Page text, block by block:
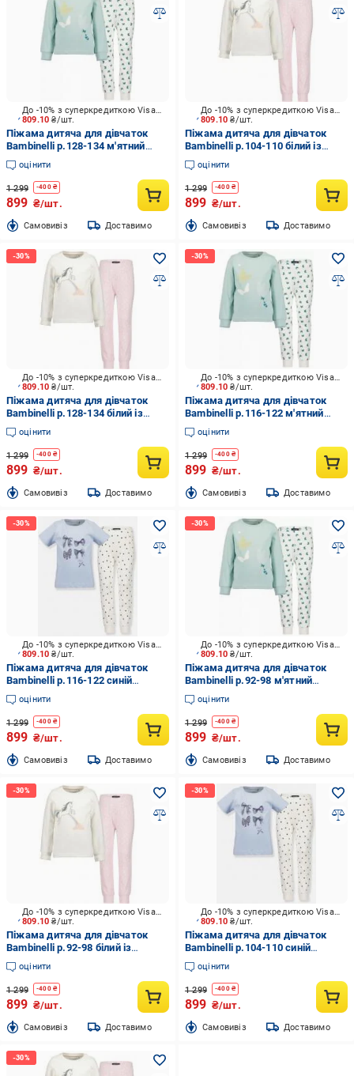
809.10₴/шт.
До -10% з суперкредиткою Visa Вигода
Піжама дитяча для дівчаток
Bambinelli р.128-134 м'ятний
777530-00 X 708
оцінити
1 299 -400₴
899 ₴/шт.
Cамовивіз Доставимо
809.10₴/шт.
До -10% з суперкредиткою Visa Вигода
Піжама дитяча для дівчаток
Bambinelli р.104-110 білий із
рожевим 777529-00 X 708
оцінити
1 299 -400₴
899 ₴/шт.
Cамовивіз Доставимо
809.10₴/шт.
До -10% з суперкредиткою Visa Вигода
Піжама дитяча для дівчаток
Bambinelli р.128-134 білий із
рожевим 777529-00 X 708
оцінити
1 299 -400₴
899 ₴/шт.
Cамовивіз Доставимо
809.10₴/шт.
До -10% з суперкредиткою Visa Вигода
Піжама дитяча для дівчаток
Bambinelli р.116-122 м'ятний
777530-00 X 708
оцінити
1 299 -400₴
899 ₴/шт.
Cамовивіз Доставимо
809.10₴/шт.
До -10% з суперкредиткою Visa Вигода
Піжама дитяча для дівчаток
Bambinelli р.116-122 синій
777531-00 X 708
оцінити
1 299 -400₴
899 ₴/шт.
Cамовивіз Доставимо
809.10₴/шт.
До -10% з суперкредиткою Visa Вигода
Піжама дитяча для дівчаток
Bambinelli р.92-98 м'ятний
777530-00 X 708
оцінити
1 299 -400₴
899 ₴/шт.
Cамовивіз Доставимо
809.10₴/шт.
До -10% з суперкредиткою Visa Вигода
Піжама дитяча для дівчаток
Bambinelli р.92-98 білий із
рожевим 777529-00 X 708
оцінити
1 299 -400₴
899 ₴/шт.
Cамовивіз Доставимо
809.10₴/шт.
До -10% з суперкредиткою Visa Вигода
Піжама дитяча для дівчаток
Bambinelli р.104-110 синій
777531-00 X 708
оцінити
1 299 -400₴
899 ₴/шт.
Cамовивіз Доставимо